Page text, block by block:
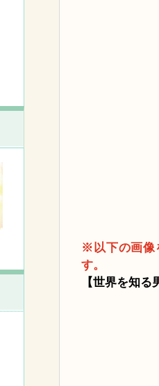
※以下の画像
す。
【世界を知